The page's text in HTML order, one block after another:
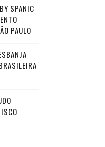
SPANIC
PAULO